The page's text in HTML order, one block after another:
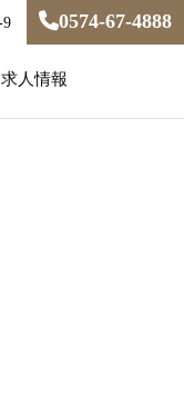
9 0574-67-4888
求人情報